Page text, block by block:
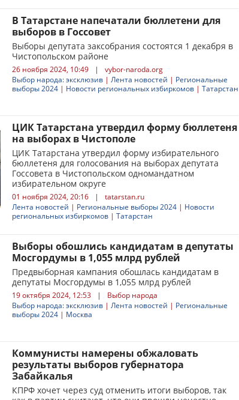
В Татарстане напечатали бюллетени для
выборов в Госсовет
Выборы депутата заксобрания состоятся 1 декабря в
Чистопольском районе
26 ноября 2024, 10:49 |
vybor-naroda.org
Выбор народа: эксклюзив | Лента новостей | Региональные
выборы 2024 | Новости региональных избиркомов | Татарстан
ЦИК Татарстана утвердил форму бюллетеня
на выборах в Чистополе
ЦИК Татарстана утвердил форму избирательного
бюллетеня для голосования на выборах депутата
Госсовета в Чистопольском одномандатном
избирательном округе
01 ноября 2024, 20:16 |
tatarstan.ru
Лента новостей | Региональные выборы 2024 | Новости
региональных избиркомов | Татарстан
Выборы обошлись кандидатам в депутаты
Мосгордумы в 1,055 млрд рублей
Предвыборная кампания обошлась кандидатам в
депутаты Мосгордумы в 1,055 млрд рублей
19 октября 2024, 12:53 |
Выбор народа
Выбор народа: эксклюзив | Лента новостей | Региональные
выборы 2024 | Москва
Коммунисты намерены обжаловать
результаты выборов губернатора
Забайкалья
КПРФ хочет через суд отменить итоги выборов, так